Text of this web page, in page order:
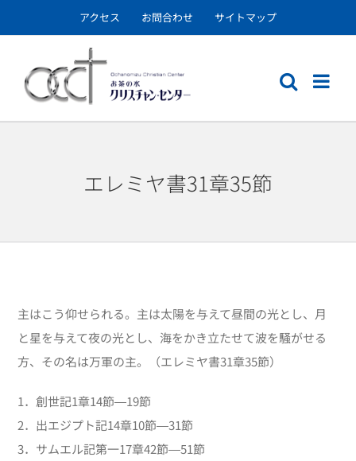
to
アクセス お問合わせ サイトマップ
エレミヤ書31章35節
主はこう仰せられる。主は太陽を与えて昼間の光とし、月
と星を与えて夜の光とし、海をかき立たせて波を騒がせる
方、その名は万軍の主。（エレミヤ書31章35節）
1．創世記1章14節―19節
2．出エジプト記14章10節―31節
3．サムエル記第一17章42節―51節